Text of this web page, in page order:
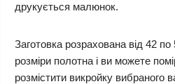
друкується малюнок.
Заготовка розрахована від 42
розміри полотна і ви можете
розмістити викройку вибраного